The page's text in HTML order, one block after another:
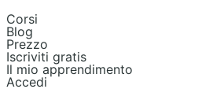
Corsi
Blog
Prezzo
Iscriviti gratis
Il mio apprendimento
Accedi